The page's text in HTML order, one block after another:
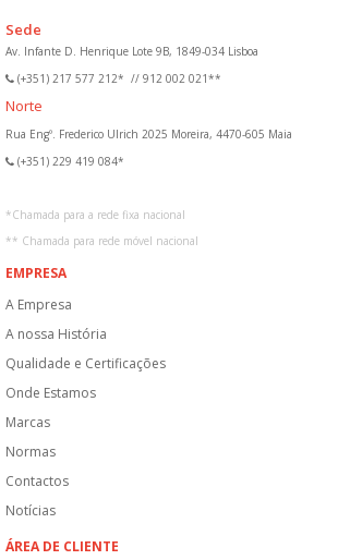
Sede
Av. Infante D. Henrique Lote 9B, 1849-034 Lisboa
(+351) 217 577 212* // 912 002 021**
Norte
Rua Engº. Frederico Ulrich 2025 Moreira, 4470-605 Maia
(+351) 229 419 084*
*Chamada para a rede fixa nacional
** Chamada para rede móvel nacional
EMPRESA
A Empresa
A nossa História
Qualidade e Certificações
Onde Estamos
Marcas
Normas
Contactos
Notícias
ÁREA DE CLIENTE